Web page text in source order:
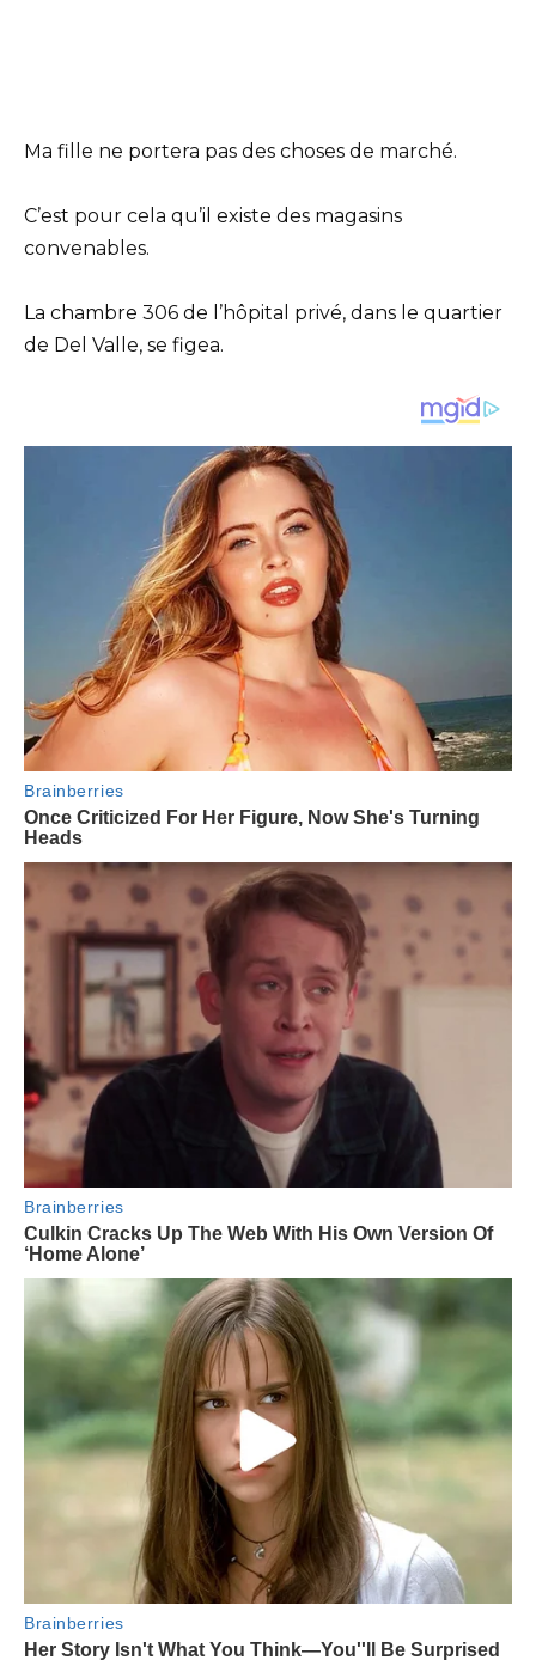
Ma fille ne portera pas des choses de marché.
C’est pour cela qu’il existe des magasins
convenables.
La chambre 306 de l’hôpital privé, dans le quartier
de Del Valle, se figea.